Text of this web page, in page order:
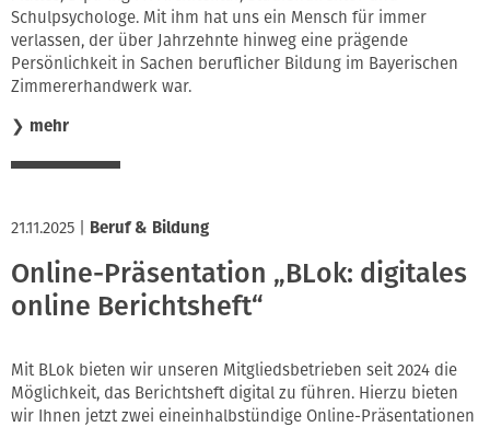
Schulpsychologe. Mit ihm hat uns ein Mensch für immer
verlassen, der über Jahrzehnte hinweg eine prägende
Persönlichkeit in Sachen beruflicher Bildung im Bayerischen
Zimmererhandwerk war.
❯ mehr
21.11.2025 Beruf & Bildung
Online-Präsentation „BLok: digitales
online Berichtsheft“
Mit BLok bieten wir unseren Mitgliedsbetrieben seit 2024 die
Möglichkeit, das Berichtsheft digital zu führen. Hierzu bieten
wir Ihnen jetzt zwei eineinhalbstündige Online-Präsentationen